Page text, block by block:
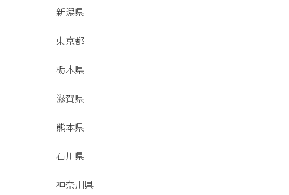
新潟県
東京都
栃木県
滋賀県
熊本県
石川県
神奈川県